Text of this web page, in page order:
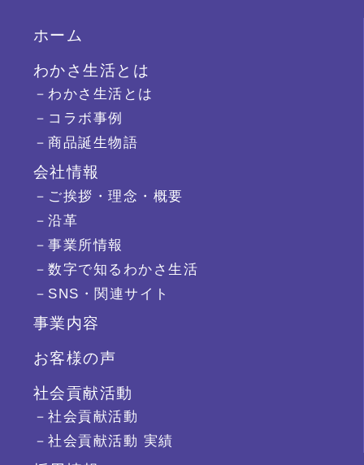
ホーム
わかさ生活とは
－わかさ生活とは
－コラボ事例
－商品誕生物語
会社情報
－ご挨拶・理念・概要
－沿革
－事業所情報
－数字で知るわかさ生活
－SNS・関連サイト
事業内容
お客様の声
社会貢献活動
－社会貢献活動
－社会貢献活動 実績